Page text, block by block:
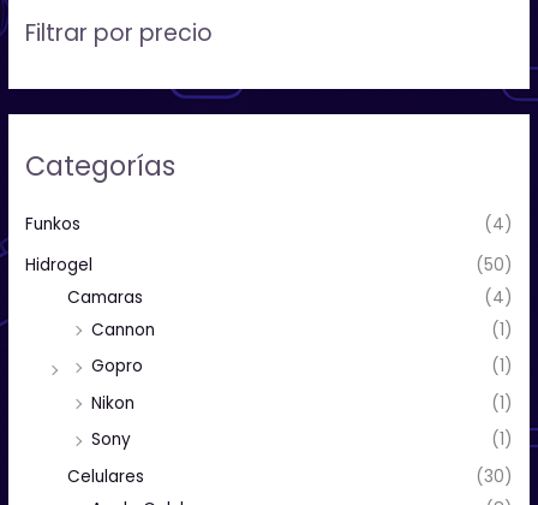
Filtrar por precio
Categorías
Funkos
(4)
Hidrogel
(50)
Camaras
(4)
Cannon
(1)
Gopro
(1)
Nikon
(1)
Sony
(1)
Celulares
(30)